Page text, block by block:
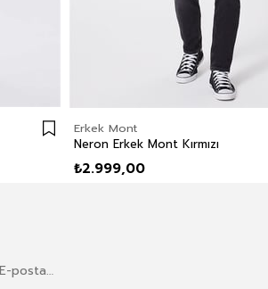
Erkek Mont
Neron Erkek Mont Kırmızı
₺2.999,00